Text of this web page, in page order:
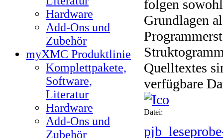
Hardware
Add-Ons und
Zubehör
myXMC Produktlinie
Komplettpakete,
Software,
Literatur
Hardware
Add-Ons und
Zubehör
folgen
Grundlagen
Quelltextes
verfügbare
Datei: